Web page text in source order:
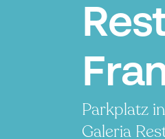
Parkplatz
Galeria